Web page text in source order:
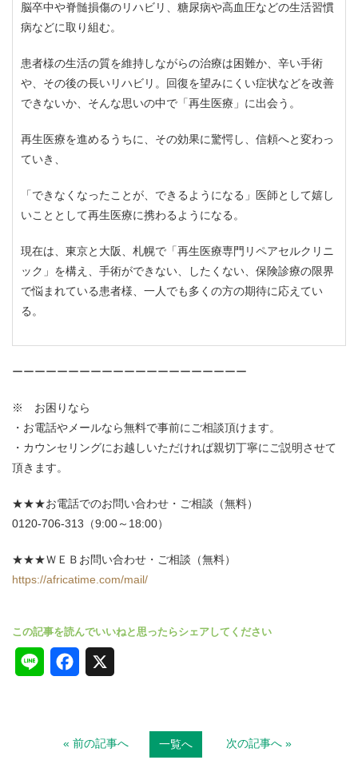
脳卒中や脊髄損傷のリハビリ、糖尿病や高血圧などの生活習慣
病などに取り組む。
患者様の生活の質を維持しながらの治療は困難か、辛い手術
や、その後の長いリハビリ。回復を望みにくい症状などを改善
できないか、そんな思いの中で「再生医療」に出会う。
再生医療を進めるうちに、その効果に驚愕し、信頼へと変わっ
ていき、
「できなくなったことが、できるようになる」医師として嬉し
いこととして再生医療に携わるようになる。
現在は、東京と大阪、札幌で「再生医療専門リペアセルクリニ
ック」を構え、手術ができない、したくない、保険診療の限界
で悩まれている患者様、一人でも多くの方の期待に応えてい
る。
ーーーーーーーーーーーーーーーーーーーーー
※ お困りなら
・お電話やメールなら無料で事前にご相談頂けます。
・カウンセリングにお越しいただければ親切丁寧にご説明させて
頂きます。
★★★お電話でのお問い合わせ・ご相談（無料）
0120-706-313（9:00～18:00）
★★★ＷＥＢお問い合わせ・ご相談（無料）
https://africatime.com/mail/
e
« 前の記事へ 一覧へ 次の記事へ »